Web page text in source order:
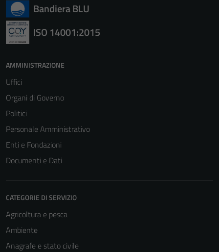
Bandiera BLU
ISO 14001:2015
AMMINISTRAZIONE
Uffici
Organi di Governo
Politici
Personale Amministrativo
Enti e Fondazioni
Documenti e Dati
CATEGORIE DI SERVIZIO
Agricoltura e pesca
Ambiente
Anagrafe e stato civile